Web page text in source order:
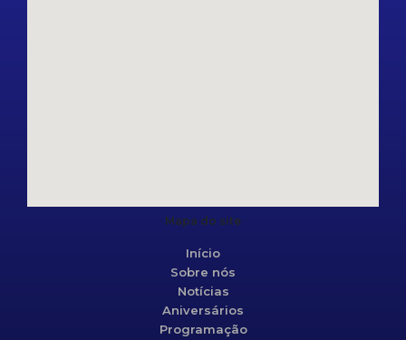
Mapa do site
Início
Sobre nós
Notícias
Aniversários
Programação